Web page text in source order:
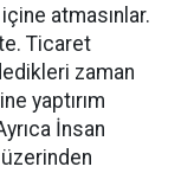
atmasınlar.
Ticaret
zaman
yaptırım
İnsan